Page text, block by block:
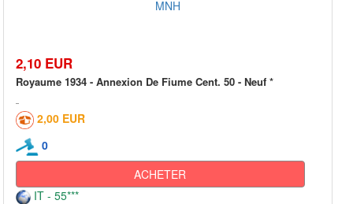
2,10 EUR
Royaume 1934 - Annexion De Fiume Cent. 50 - Neuf *
2,00 EUR
0
ACHETER
IT - 55***